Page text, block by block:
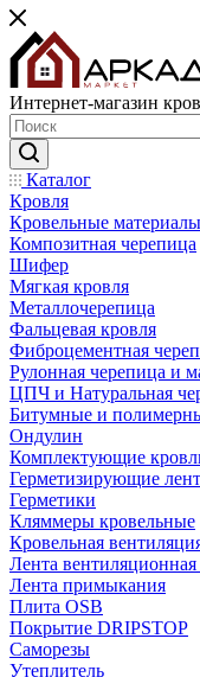
Интернет-магазин
Каталог
Кровля
Кровельные материалы
Композитная черепица
Шифер
Мягкая кровля
Металлочерепица
Фальцевая кровля
Фиброцементная
Рулонная черепица и
ЦПЧ и Натуральная
Битумные и
Ондулин
Комплектующие
Герметизирующие
Герметики
Кляммеры кровельные
Кровельная
Лента
Лента примыкания
Плита OSB
Покрытие DRIPSTOP
Саморезы
Утеплитель